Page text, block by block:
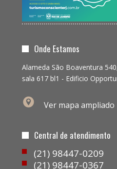
Onde Estamos
Alameda São Boaventura
sala 617 bl1 - Edificio
Ver mapa ampliado
Central de atendimento
(21) 98447-0209
(21) 98447-0367